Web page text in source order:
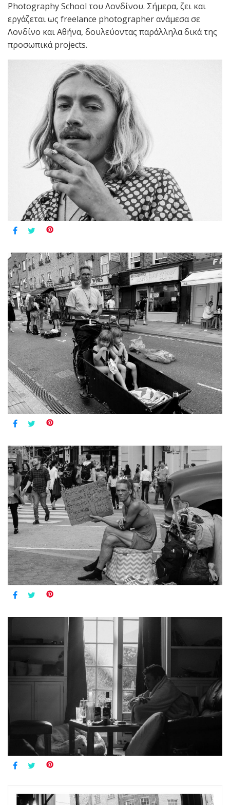
Photography School του Λονδίνου. Σήμερα, ζει και
εργάζεται ως freelance photographer ανάμεσα σε
Λονδίνο και Αθήνα, δουλεύοντας παράλληλα δικά της
προσωπικά projects.